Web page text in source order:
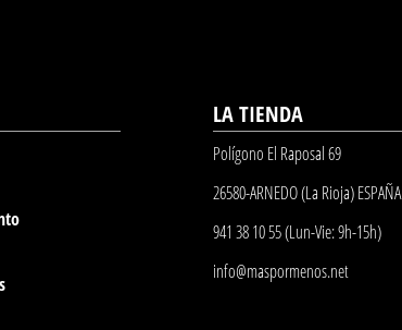
LA TIENDA
Polígono El Raposal 69
26580-ARNEDO (La Rioja) ESPAÑA
941 38 10 55 (Lun-Vie: 9h-15h)
info@maspormenos.net